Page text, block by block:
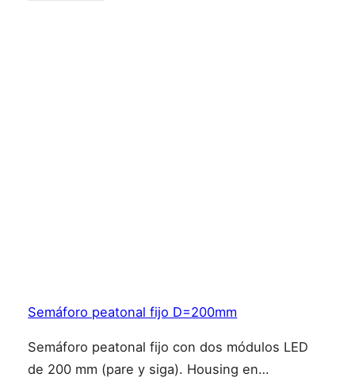
Semáforo peatonal fijo D=200mm
Semáforo peatonal fijo con dos módulos LED
de 200 mm (pare y siga). Housing en…